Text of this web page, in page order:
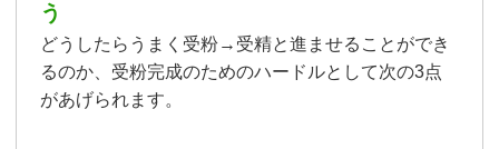
う
どうしたらうまく受粉→受精と進ませることができ
るのか、受粉完成のためのハードルとして次の3点
があげられます。